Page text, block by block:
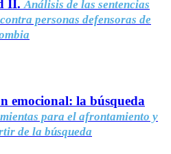
II. Análisis de las sentencias
personas defensoras de
emocional: la búsqueda
para el afrontamiento y
de la búsqueda